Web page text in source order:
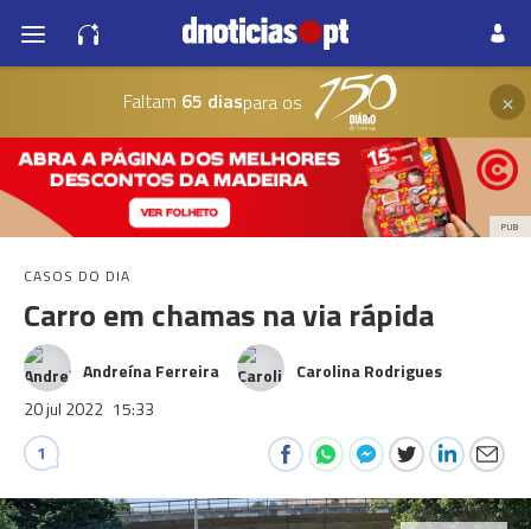
Faltam 65 diaspara os ×
PUB
CASOS DO DIA
Carro em chamas na via rápida
Andreína Ferreira
Carolina Rodrigues
20 jul 2022 15:33
1